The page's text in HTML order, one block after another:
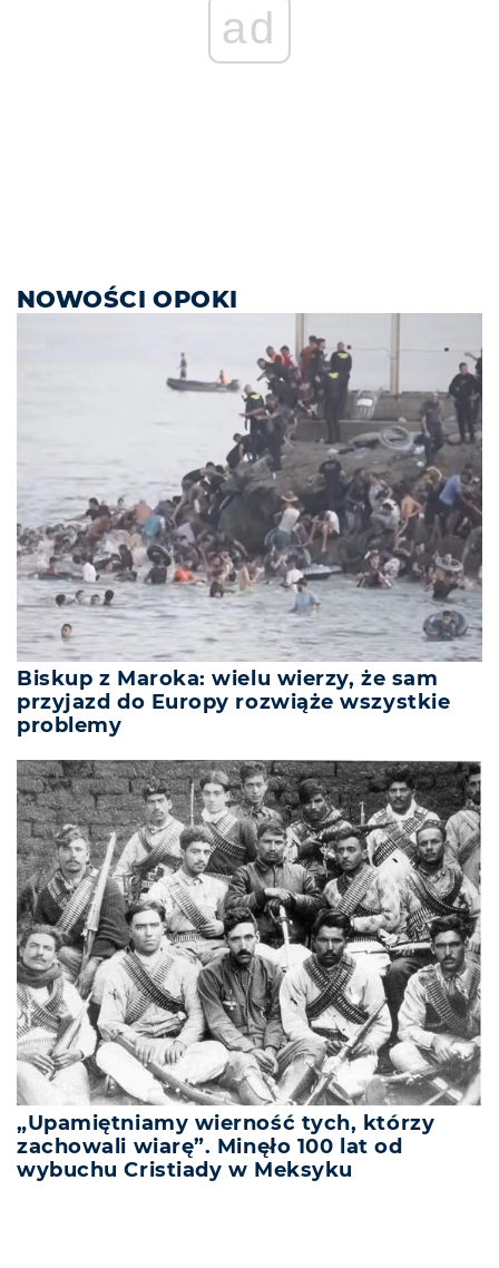
ad
NOWOŚCI OPOKI
Biskup z Maroka: wielu wierzy, że sam
przyjazd do Europy rozwiąże wszystkie
problemy
„Upamiętniamy wierność tych, którzy
zachowali wiarę”. Minęło 100 lat od
wybuchu Cristiady w Meksyku